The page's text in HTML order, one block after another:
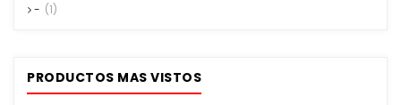
- (1)
PRODUCTOS MAS VISTOS